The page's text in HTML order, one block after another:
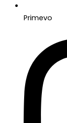
Primevo